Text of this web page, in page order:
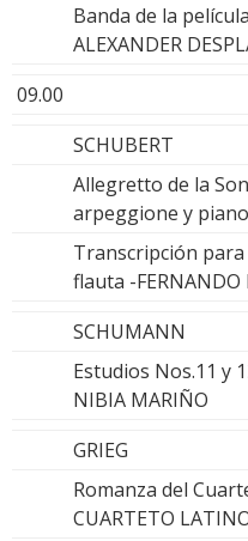
Banda de la
ALEXANDER
09.00
SCHUBERT
Allegretto de la
arpeggione y piano
Transcripción para
flauta -FERNANDO
SCHUMANN
Estudios Nos.11 y
NIBIA MARIÑO
GRIEG
Romanza del
CUARTETO